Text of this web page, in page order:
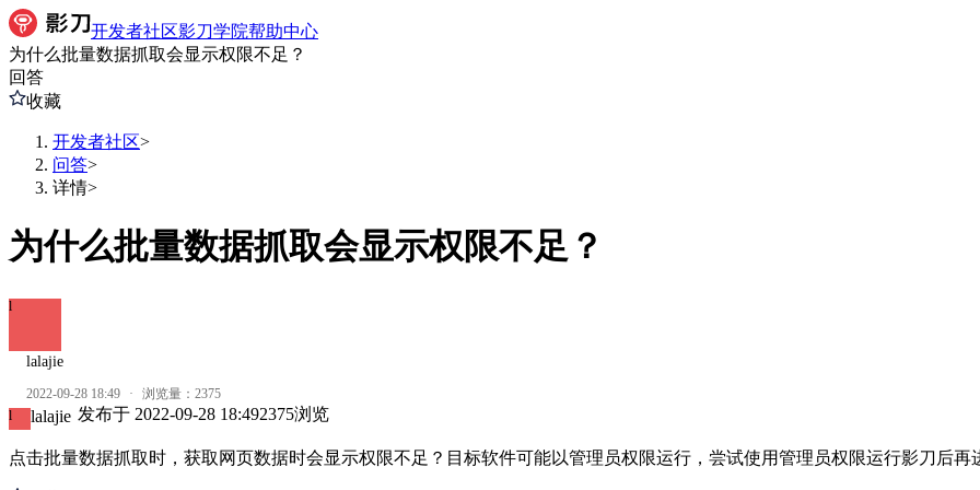
开发者社区影刀学院帮助中心
为什么批量数据抓取会显示权限不足？
回答
收藏
开发者社区>
问答>
详情>
为什么批量数据抓取会显示权限不足？
l
lalajie
2022-09-28 18:49 · 浏览量： 2375
l
lalajie 发布于 2022-09-28 18:492375浏览
点击批量数据抓取时，获取网页数据时会显示权限不足？目标软件可能以管理员权限运行，尝试使用管理员权限运行影刀后再